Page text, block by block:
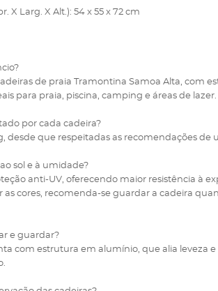
X Larg. X Alt.): 54 x 55 x 72 cm
de praia Tramontina Samoa Alta, com
para praia, piscina, camping e áreas de lazer.
por cada cadeira?
desde que respeitadas as recomendações de
sol e à umidade?
anti-UV, oferecendo maior resistência à
as cores, recomenda-se guardar a cadeira
e guardar?
com estrutura em alumínio, que alia leveza